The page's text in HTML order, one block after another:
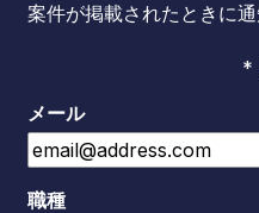
案件が掲載されたときに
*
メール
職種